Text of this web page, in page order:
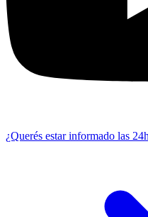
¿Querés estar informado las